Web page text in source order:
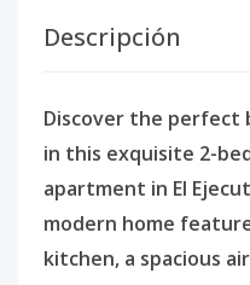
Descripción
Discover the perfect
in this exquisite 2-
apartment in El
modern home
kitchen, a spacious